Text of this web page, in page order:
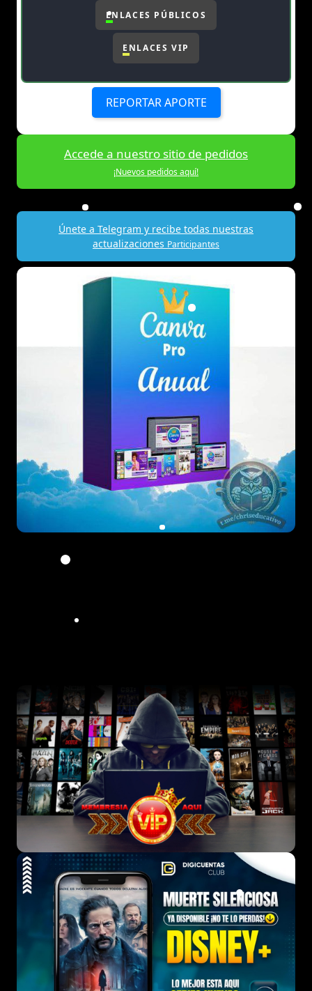
ENLACES PÚBLICOS
ENLACES VIP
REPORTAR APORTE
Accede a nuestro sitio de pedidos
¡Nuevos pedidos aquí!
Únete a Telegram y recibe todas nuestras
actualizaciones Participantes